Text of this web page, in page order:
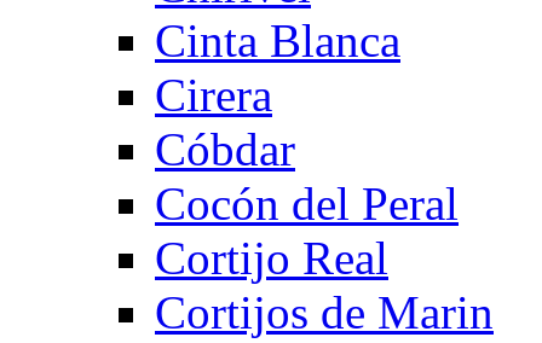
Cinta Blanca
Cirera
Cóbdar
Cocón del Peral
Cortijo Real
Cortijos de Marin